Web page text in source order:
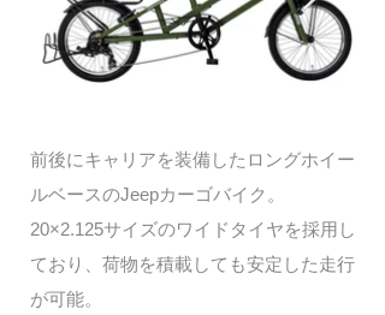
前後にキャリアを装備したロングホイー
ルベースのJeepカーゴバイク。
20×2.125サイズのワイドタイヤを採用し
ており、荷物を積載しても安定した走行
が可能。